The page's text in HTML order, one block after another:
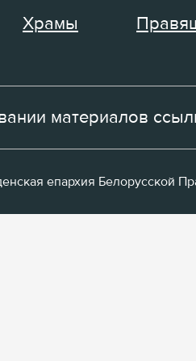
Храмы
материалов
епархия Белорусской